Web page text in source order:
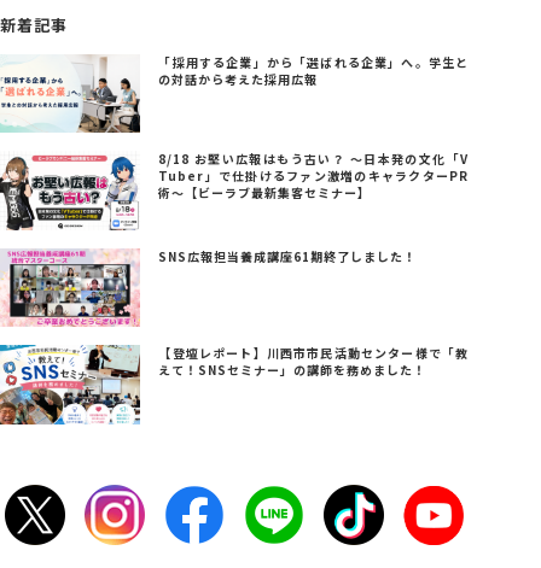
新着記事
「採用する企業」から「選ばれる企業」へ。学生と
の対話から考えた採用広報
8/18 お堅い広報はもう古い？ ～日本発の文化「V
Tuber」で仕掛けるファン激増のキャラクターPR
術～【ビーラブ最新集客セミナー】
SNS広報担当養成講座61期終了しました！
【登壇レポート】川西市市民活動センター様で「教
えて！SNSセミナー」の講師を務めました！